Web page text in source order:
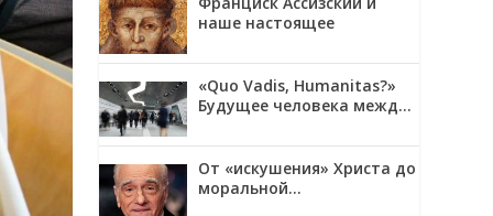
наше настоящее
«Quo Vadis, Humanitas?»
Будущее человека между
обожением
От «искушения» Христа до
моральной